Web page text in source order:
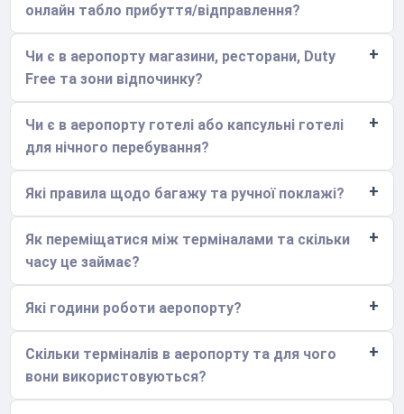
онлайн табло прибуття/відправлення?
Чи є в аеропорту магазини, ресторани, Duty
Free та зони відпочинку?
Чи є в аеропорту готелі або капсульні готелі
для нічного перебування?
Які правила щодо багажу та ручної поклажі?
Як переміщатися між терміналами та скільки
часу це займає?
Які години роботи аеропорту?
Скільки терміналів в аеропорту та для чого
вони використовуються?